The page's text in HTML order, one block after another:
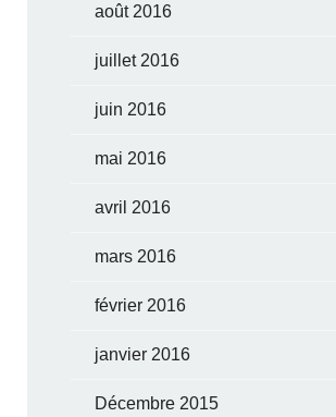
août 2016
juillet 2016
juin 2016
mai 2016
avril 2016
mars 2016
février 2016
janvier 2016
Décembre 2015